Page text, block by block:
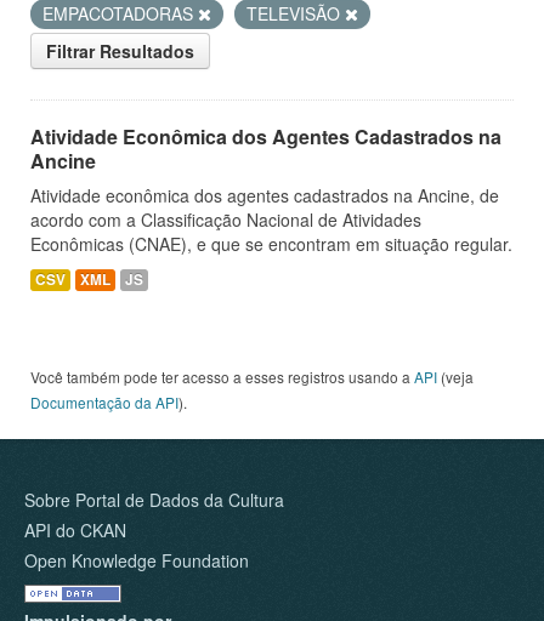
EMPACOTADORAS
TELEVISÃO
Filtrar Resultados
Atividade Econômica dos Agentes Cadastrados na
Ancine
Atividade econômica dos agentes cadastrados na Ancine, de
acordo com a Classificação Nacional de Atividades
Econômicas (CNAE), e que se encontram em situação regular.
CSV XML JS
Você também pode ter acesso a esses registros usando a API (veja
Documentação da API).
Sobre Portal de Dados da Cultura
API do CKAN
Open Knowledge Foundation